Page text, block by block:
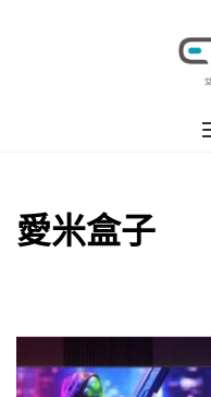
愛米盒子